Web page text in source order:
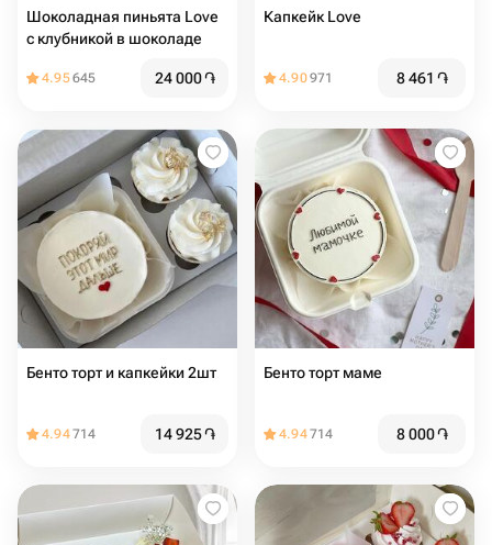
Шоколадная пиньята Love
с клубникой в шоколаде
4.95645 24 000֏
Капкейк Love
4.90971 8 461 ֏
Бенто торт и капкейки 2шт
4.94714 14 925֏
Бенто торт маме
4.94714 8 000֏